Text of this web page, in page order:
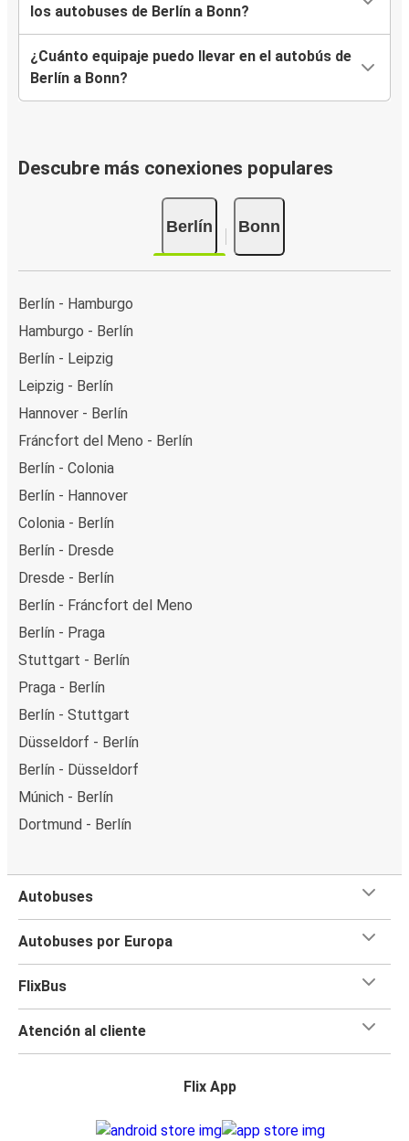
los autobuses de Berlín a Bonn?
¿Cuánto equipaje puedo llevar en el autobús de
Berlín a Bonn?
Descubre más conexiones populares
Berlín Bonn
Berlín - Hamburgo
Hamburgo - Berlín
Berlín - Leipzig
Leipzig - Berlín
Hannover - Berlín
Fráncfort del Meno - Berlín
Berlín - Colonia
Berlín - Hannover
Colonia - Berlín
Berlín - Dresde
Dresde - Berlín
Berlín - Fráncfort del Meno
Berlín - Praga
Stuttgart - Berlín
Praga - Berlín
Berlín - Stuttgart
Düsseldorf - Berlín
Berlín - Düsseldorf
Múnich - Berlín
Dortmund - Berlín
Autobuses
Autobuses por Europa
FlixBus
Atención al cliente
Flix App